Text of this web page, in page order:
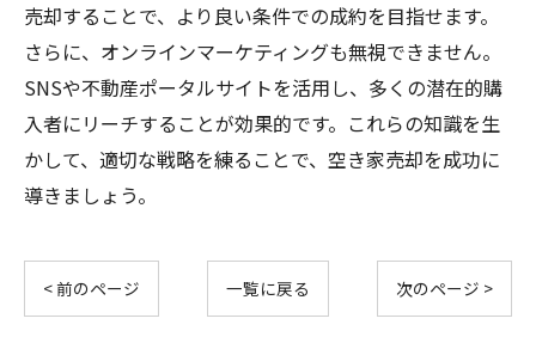
売却することで、より良い条件での成約を目指せます。
さらに、オンラインマーケティングも無視できません。
SNSや不動産ポータルサイトを活用し、多くの潜在的購
入者にリーチすることが効果的です。これらの知識を生
かして、適切な戦略を練ることで、空き家売却を成功に
導きましょう。
< 前のページ 一覧に戻る 次のページ >